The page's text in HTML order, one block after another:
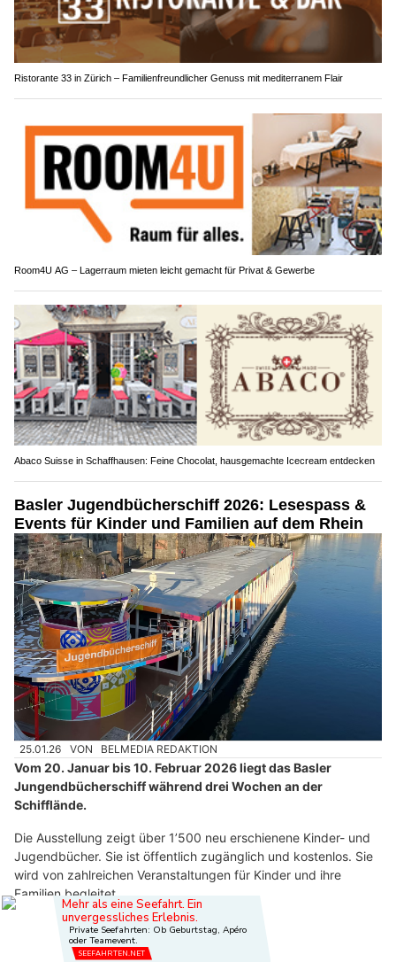
Ristorante 33 in Zürich – Familienfreundlicher Genuss mit mediterranem Flair
Room4U AG – Lagerraum mieten leicht gemacht für Privat & Gewerbe
Abaco Suisse in Schaffhausen: Feine Chocolat, hausgemachte Icecream entdecken
Basler Jugendbücherschiff 2026: Lesespass &
Events für Kinder und Familien auf dem Rhein
25.01.26 VON BELMEDIA REDAKTION
Vom 20. Januar bis 10. Februar 2026 liegt das Basler
Jungendbücherschiff während drei Wochen an der
Schifflände.
Die Ausstellung zeigt über 1’500 neu erschienene Kinder- und
Jugendbücher. Sie ist öffentlich zugänglich und kostenlos. Sie
wird von zahlreichen Veranstaltungen für Kinder und ihre
Familien begleitet.
Weiterlesen